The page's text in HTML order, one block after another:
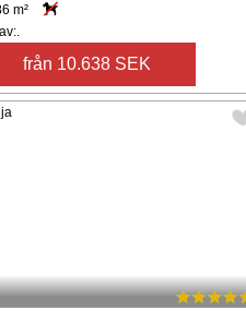
m²
från 10.638 SEK